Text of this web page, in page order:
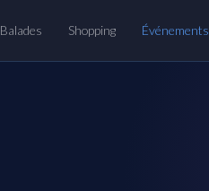
Balades Shopping Événements